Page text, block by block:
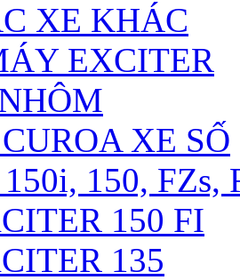
XE KHÁC
EXCITER
XE SỐ
150, FZs,
150 FI
135